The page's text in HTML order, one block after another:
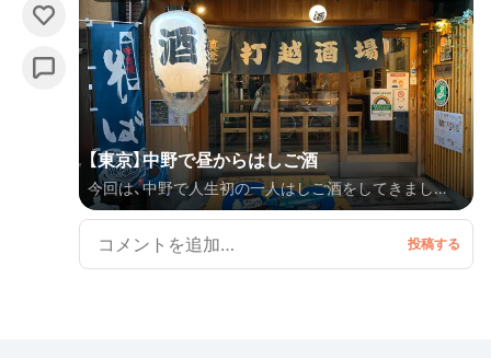
【東京】中野で昼からはしご酒
今回は、中野で人生初の一人はしご酒をしてきまし
た〜！🍶 北口を出たところから飲み屋さんがたくさん
あって、活気のある街だったなあ💭 食べたいものがな
んでも食べられるってくらい、いろんなお店があって楽